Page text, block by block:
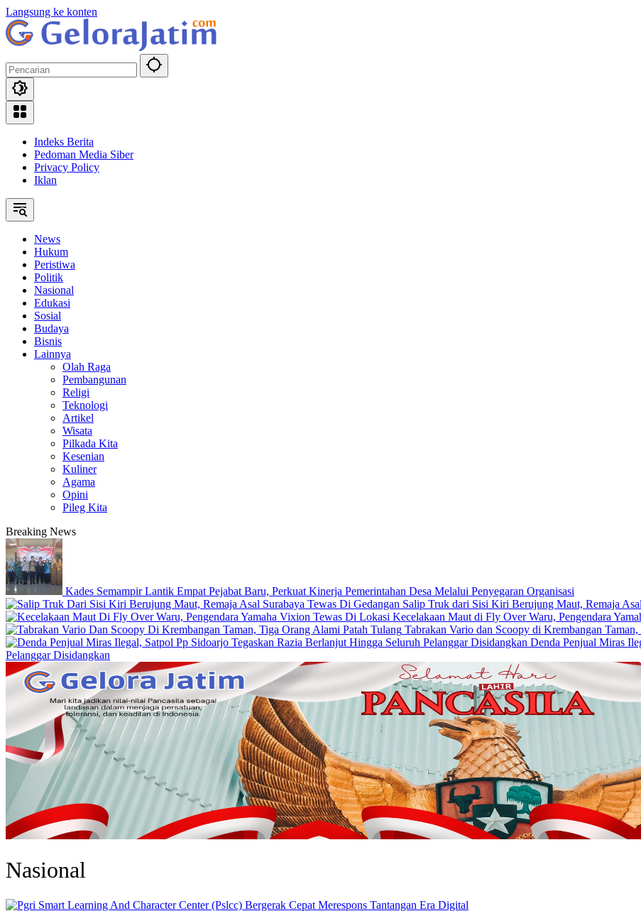
Langsung ke konten
Indeks Berita
Pedoman Media Siber
Privacy Policy
Iklan
News
Hukum
Peristiwa
Politik
Nasional
Edukasi
Sosial
Budaya
Bisnis
Lainnya
Olah Raga
Pembangunan
Religi
Teknologi
Artikel
Wisata
Pilkada Kita
Kesenian
Kuliner
Agama
Opini
Pileg Kita
Breaking News
Kades Semampir Lantik Empat Pejabat Baru, Perkuat Kinerja Pemerintahan Desa Melalui Penyegaran Organisasi
Salip Truk dari Sisi Kiri Berujung Maut, Remaja
Kecelakaan Maut di Fly Over Waru, Pengendara
Tabrakan Vario dan Scoopy di Krembangan
Denda Penjual Miras
Pelanggar Disidangkan
Nasional